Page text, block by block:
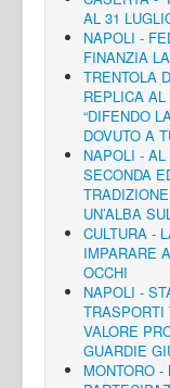
AL 31
NAPOLI -
FINANZIA
TRENTOLA
REPLICA
“DIFENDO
DOVUTO A
NAPOLI -
SECONDA
UN’ALBA
CULTURA -
IMPARARE
OCCHI
NAPOLI -
TRASPORTI
VALORE
GUARDIE
MONTORO